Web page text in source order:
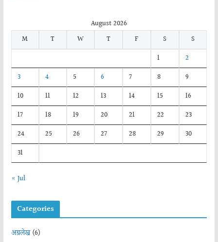
August 2026
M
T W T F S
S
1
2
3
4 5 6 7 8
9
10
11 12 13 14 15
16
17
18 19 20 21 22
23
24
25 26 27 28 29
30
31
« Jul
Categories
अग्रलेख(6)